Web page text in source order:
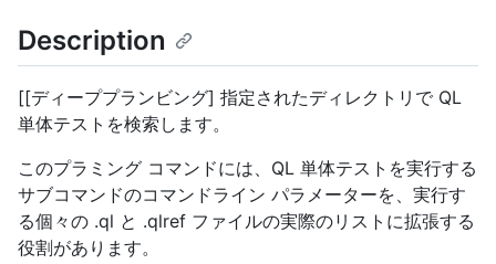
Description
[[ディーププランビング] 指定されたディレクトリで QL
単体テストを検索します。
このプラミング コマンドには、QL 単体テストを実行する
サブコマンドのコマンドライン パラメーターを、実行す
る個々の .ql と .qlref ファイルの実際のリストに拡張する
役割があります。